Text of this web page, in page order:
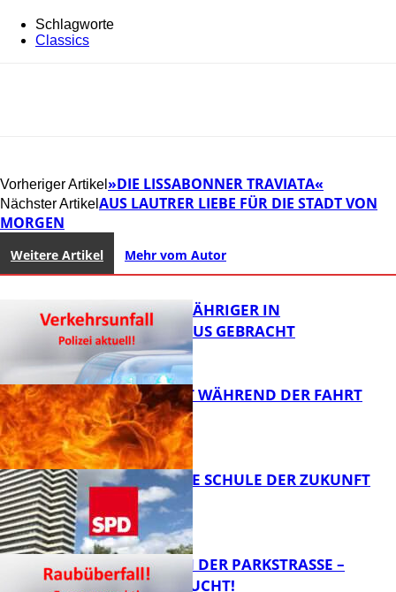
Schlagworte
Classics
Vorheriger Artikel »DIE LISSABONNER TRAVIATA«
Nächster Artikel AUS LAUTRER LIEBE FÜR DIE STADT VON
MORGEN
Weitere Artikel Mehr vom Autor
FB News
UNFALL: 58-JÄHRIGER IN
KRANKENHAUS GEBRACHT
FB News
AUTO FÄNGT WÄHREND DER FAHRT
FEUER
WIE SIEHT DIE SCHULE DER ZUKUNFT
AUS?
ÜBERFALL IN DER PARKSTRASSE – Z
EUGEN GESUCHT!